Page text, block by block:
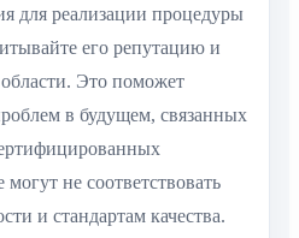
для реализации процедуры
его репутацию и
Это поможет
в будущем, связанных
не соответствовать
и стандартам качества.